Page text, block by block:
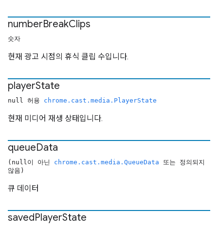
numberBreakClips
숫자
현재 광고 시점의 휴식 클립 수입니다.
playerState
null 허용 chrome.cast.media.PlayerState
현재 미디어 재생 상태입니다.
queueData
(null이 아닌 chrome.cast.media.QueueData 또는 정의되지
않음)
큐 데이터
savedPlayerState